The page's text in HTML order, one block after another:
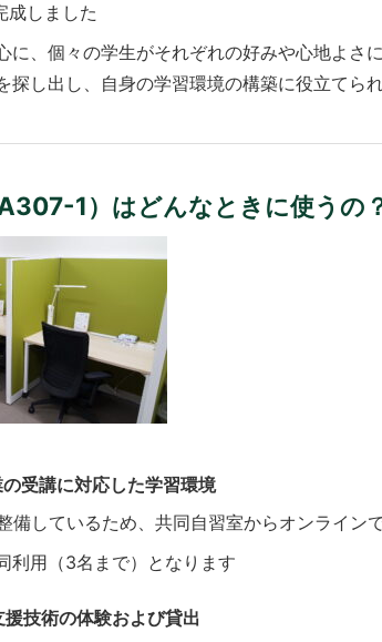
成しました
に、個々の学生がそれぞれの好みや心地よさ
探し出し、自身の学習環境の構築に役立てら
1）はどんなときに使うの
の受講に対応した学習環境
備しているため、共同自習室からオンライン
利用（3名まで）となります
援技術の体験および貸出